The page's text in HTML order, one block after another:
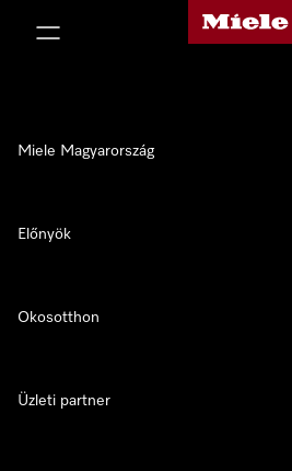
Miele honlapja
Miele Magyarország
Előnyök
Okosotthon
Üzleti partner